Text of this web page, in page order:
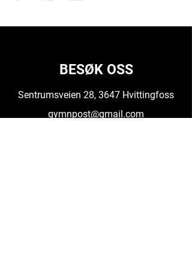
BESØK OSS
Sentrumsveien 28, 3647 Hvittingfoss
gymnpost@gmail.com